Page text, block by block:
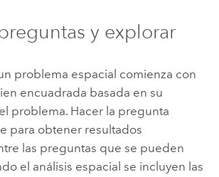
y explorar
problema espacial comienza con
encuadrada basada en su
problema. Hacer la pregunta
para obtener resultados
las preguntas que se pueden
el análisis espacial se incluyen las